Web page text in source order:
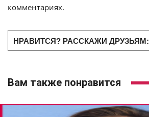
комментариях.
НРАВИТСЯ? РАССКАЖИ ДРУЗЬЯМ:
Вам также понравится